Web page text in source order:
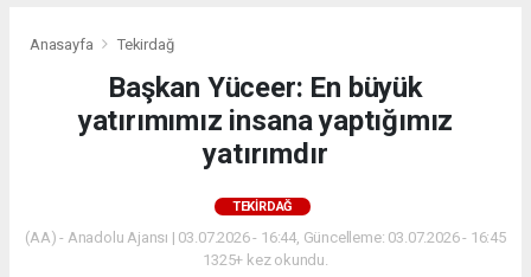
Anasayfa Tekirdağ
Başkan Yüceer: En büyük
yatırımımız insana yaptığımız
yatırımdır
TEKIRDAĞ
(AA) - Anadolu Ajansı | 03.07.2026 - 16:44, Güncelleme: 03.07.2026 - 16:45
1325+ kez okundu.